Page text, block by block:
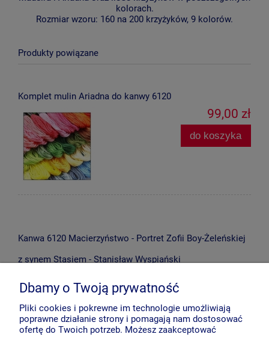
kolorach.
Rozmiar wzoru: 160 na 200 krzyżyków, 9 kolorów.
Produkty powiązane
Komplet mulin Ariadna do kanwy 6120
99,00 zł
do koszyka
Kanwa 6120 Macierzyństwo - Portret Zofii Boy-Żeleńskiej
z synem Stasiem - Stanisław Wyspiański
Dbamy o Twoją prywatność
Pliki cookies i pokrewne im technologie umożliwiają
poprawne działanie strony i pomagają nam dostosować
ofertę do Twoich potrzeb. Możesz zaakceptować